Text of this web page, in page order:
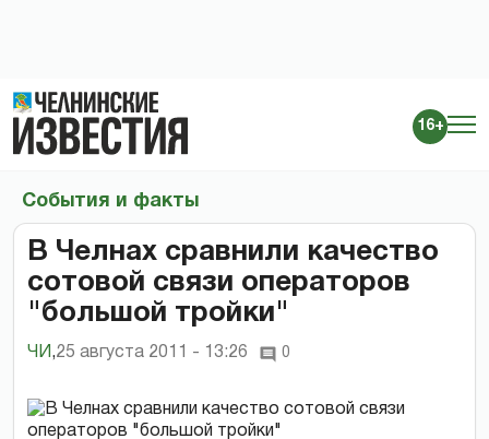
16+
События и факты
В Челнах сравнили качество
сотовой связи операторов
"большой тройки"
ЧИ ,25 августа 2011 - 13:26 0